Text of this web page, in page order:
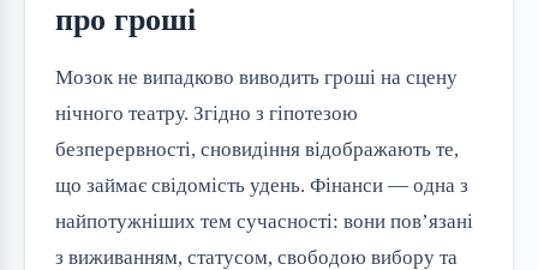
про гроші
Мозок не випадково виводить гроші на сцену
нічного театру. Згідно з гіпотезою
безперервності, сновидіння відображають те,
що займає свідомість удень. Фінанси — одна з
найпотужніших тем сучасності: вони пов’язані
з виживанням, статусом, свободою вибору та